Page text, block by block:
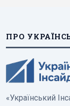
ПРО
«Український